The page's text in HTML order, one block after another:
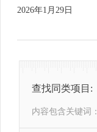
2026年1月29日
查找同类项目:
内容包含关键词：